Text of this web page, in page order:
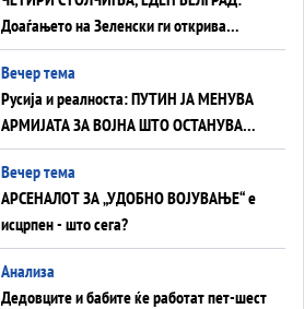
Доаѓањето на Зеленски ги открива
тајните на политиката на балансирање
на Вучиќ
Вечер тема
Русија и реалноста: ПУТИН ЈА МЕНУВА
АРМИЈАТА ЗА ВОЈНА ШТО ОСТАНУВА
БЕЗ ФРОНТ
Вечер тема
АРСЕНАЛОТ ЗА „УДОБНО ВОЈУВАЊЕ“ е
исцрпен - што сега?
Анализа
Дедовците и бабите ќе работат пет-шест